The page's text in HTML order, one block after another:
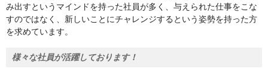
み出すというマインドを持った社員が多く、与えられた仕事をこな
すのではなく、新しいことにチャレンジするという姿勢を持った⽅
を求めています。
様々な社員が活躍しております！